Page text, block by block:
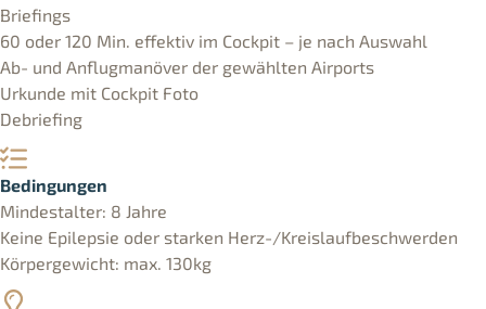
Briefings
60 oder 120 Min. effektiv im Cockpit – je nach Auswahl
Ab- und Anflugmanöver der gewählten Airports
Urkunde mit Cockpit Foto
Debriefing
Bedingungen
Mindestalter: 8 Jahre
Keine Epilepsie oder starken Herz-/Kreislaufbeschwerden
Körpergewicht: max. 130kg